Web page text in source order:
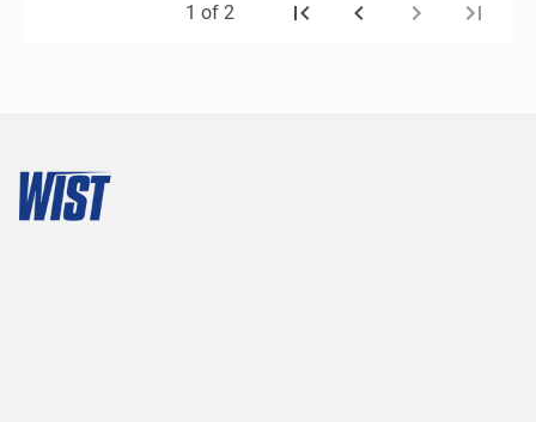
1 of 2